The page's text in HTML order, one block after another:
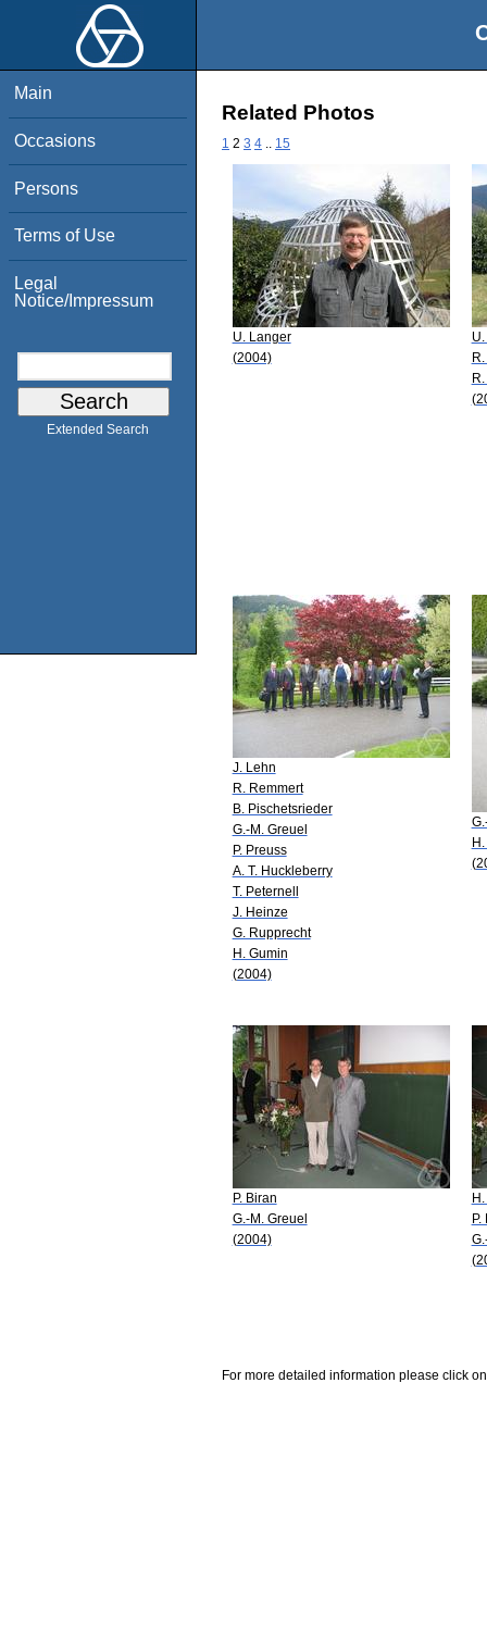
Main
Occasions
Persons
Terms of Use
Legal
Notice/Impressum
Extended Search
Related Photos
1 2 3 4 15
U. Langer
(2004)
J. Lehn
R. Remmert
B. Pischetsrieder
G.-M. Greuel
P. Preuss
A. T. Huckleberry
T. Peternell
J. Heinze
G. Rupprecht
H. Gumin
(2004)
P. Biran
G.-M. Greuel
(2004)
P.
For more detailed information please click